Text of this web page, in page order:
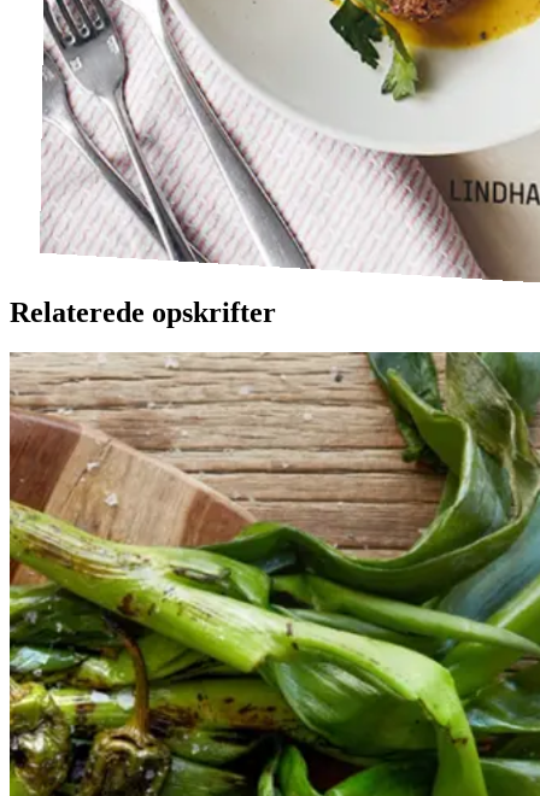
Relaterede opskrifter
CatalanskCatalansk
bønnesalatbønnesala
t medmed
grilledegrillede
grøntsagergrøntsage
r ogog salbitxada-
saucesalbitxada-
sauce